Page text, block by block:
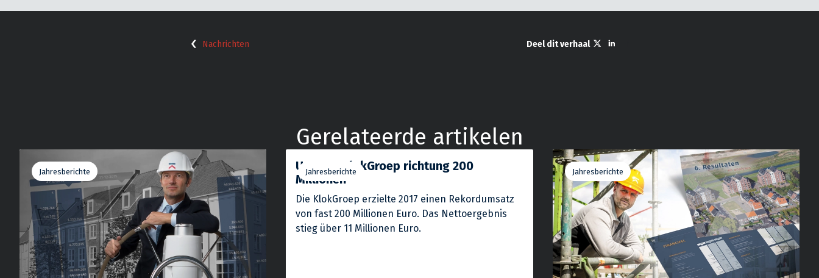
Nachrichten Deel dit verhaal
Gerelateerde artikelen
Jahresberichte Jahresberichte
Umsatz KlokGroep richtung 200
Millionen
Die KlokGroep erzielte 2017 einen Rekordumsatz
von fast 200 Millionen Euro. Das Nettoergebnis
stieg über 11 Millionen Euro.
Jahresberichte